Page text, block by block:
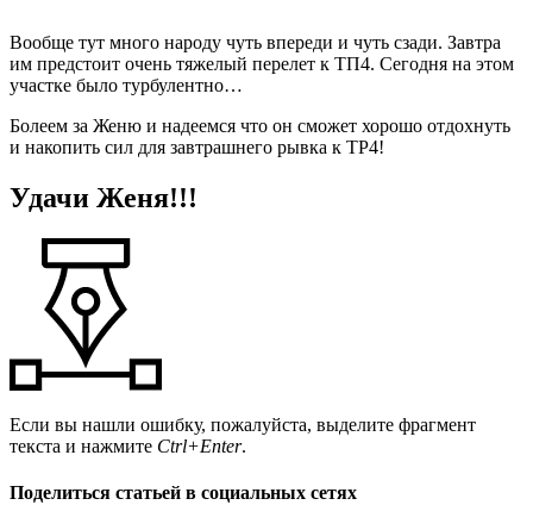
Вообще тут много народу чуть впереди и чуть сзади. Завтра
им предстоит очень тяжелый перелет к ТП4. Сегодня на этом
участке было турбулентно…
Болеем за Женю и надеемся что он сможет хорошо отдохнуть
и накопить сил для завтрашнего рывка к TP4!
Удачи Женя!!!
Если вы нашли ошибку, пожалуйста, выделите фрагмент
текста и нажмите Ctrl+Enter.
Поделиться статьей в социальных сетях